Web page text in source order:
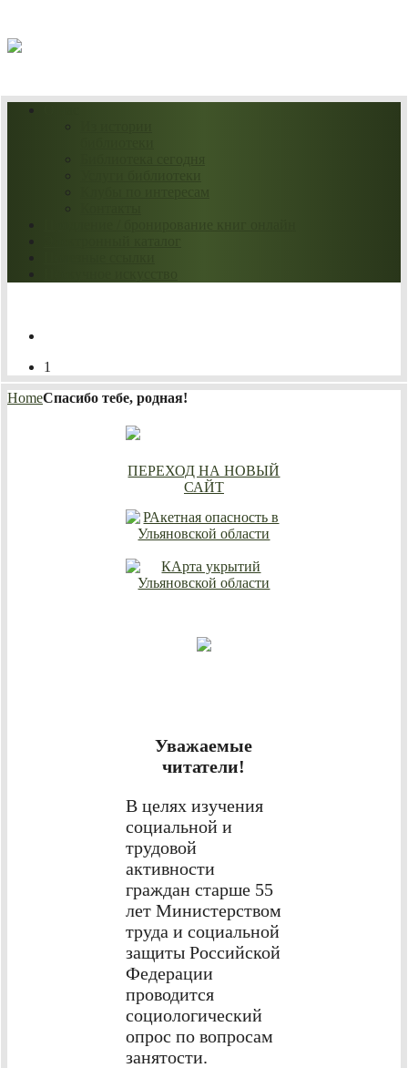
1
HomeСпасибо тебе, родная!
ПЕРЕХОД НА НОВЫЙ
САЙТ
Уважаемые
читатели!
В целях изучения
социальной и
трудовой
активности
граждан старше 55
лет Министерством
труда и социальной
защиты Российской
Федерации
проводится
социологический
опрос по вопросам
занятости.